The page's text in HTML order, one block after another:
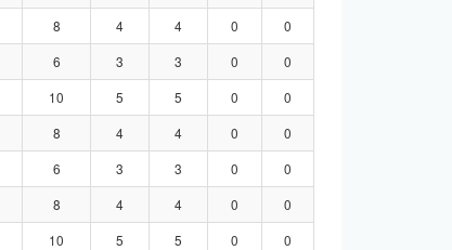
8 4 4 0
0
6 3 3 0
0
10 5 5 0
0
8 4 4 0
0
6 3 3 0
0
8 4 4 0
0
10 5 5 0
0